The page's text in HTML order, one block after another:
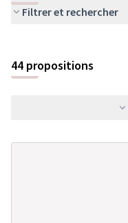
Filtrer et rechercher
44 propositions